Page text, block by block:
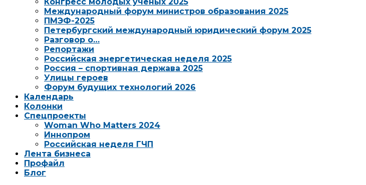
Международный форум министров образования 2025
ПМЭФ-2025
Петербургский международный юридический форум 2025
Разговор о…
Репортажи
Российская энергетическая неделя 2025
Россия – спортивная держава 2025
Улицы героев
Форум будущих технологий 2026
Календарь
Колонки
Спецпроекты
Woman Who Matters 2024
Иннопром
Российская неделя ГЧП
Лента бизнеса
Профайл
Блог